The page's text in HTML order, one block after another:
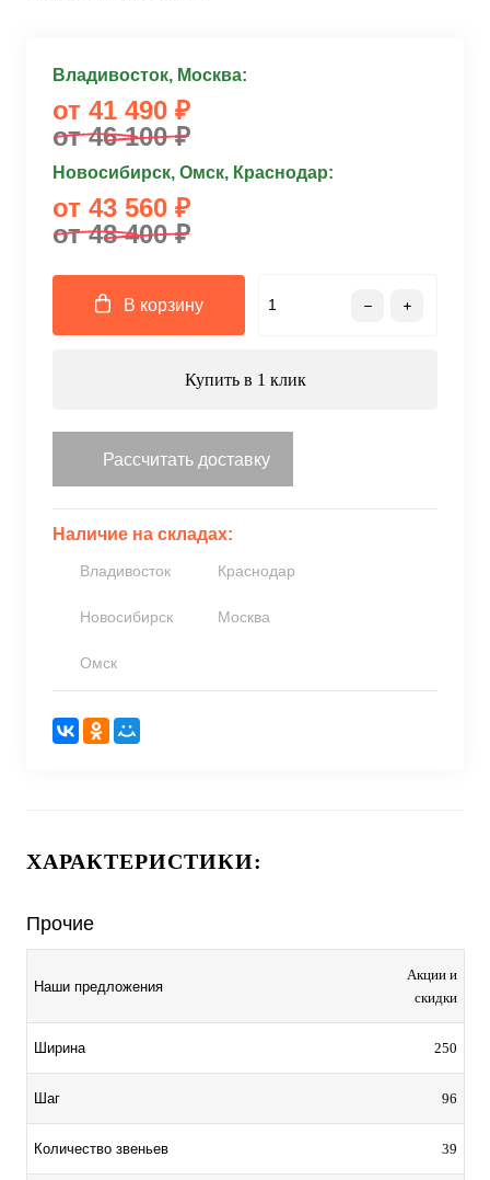
Владивосток, Москва:
от 41 490 ₽
от 46 100 ₽
Новосибирск, Омск, Краснодар:
от 43 560 ₽
от 48 400 ₽
В корзину
Купить в 1 клик
Рассчитать доставку
Наличие на складах:
Владивосток Краснодар
Новосибирск Москва
Омск
ХАРАКТЕРИСТИКИ:
Прочие
Наши предложения
Акции и
скидки
Ширина 250
Шаг 96
Количество звеньев 39